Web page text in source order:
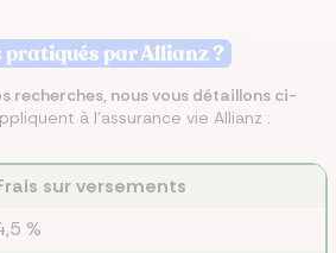
pratiqués par Allianz ?
recherches, nous vous détaillons ci-
à l’assurance vie Allianz :
sur versements
%